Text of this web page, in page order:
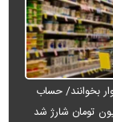
بخوانند/ حساب